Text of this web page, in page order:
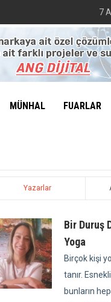
7
MÜNHAL FUARLAR
Yazarlar
Bir Duruş
Yoga
Birçok kişi
tanır.
bunların